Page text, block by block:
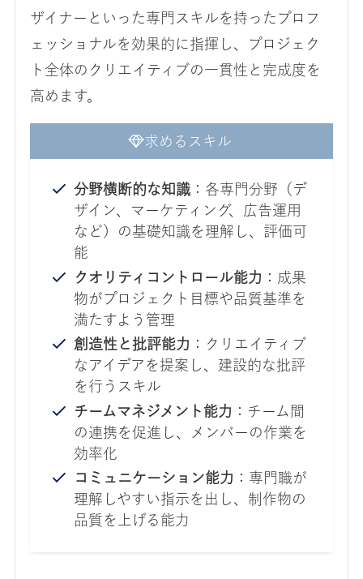
ザイナーといった専門スキルを持ったプロフ
ェッショナルを効果的に指揮し、プロジェク
ト全体のクリエイティブの一貫性と完成度を
高めます。
求めるスキル
分野横断的な知識：各専門分野（デ
ザイン、マーケティング、広告運用
など）の基礎知識を理解し、評価可
能
クオリティコントロール能力 ：成果
物がプロジェクト目標や品質基準を
満たすよう管理
創造性と批評能力 ：クリエイティブ
なアイデアを提案し、建設的な批評
を行うスキル
チームマネジメント能力 ：チーム間
の連携を促進し、メンバーの作業を
効率化
コミュニケーション能力 ：専門職が
理解しやすい指示を出し、制作物の
品質を上げる能力